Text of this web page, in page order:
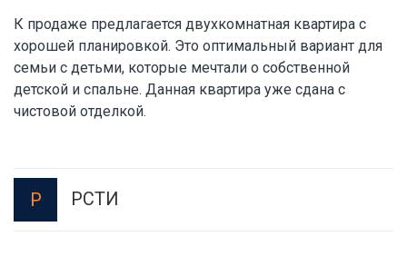
К продаже предлагается двухкомнатная квартира с
хорошей планировкой. Это оптимальный вариант для
семьи с детьми, которые мечтали о собственной
детской и спальне. Данная квартира уже сдана с
чистовой отделкой.
Р РСТИ